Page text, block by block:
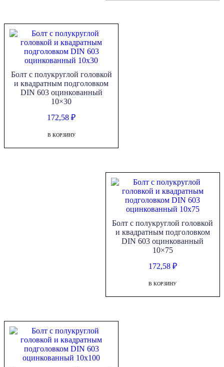
Болт с полукруглой головкой
и квадратным подголовком
DIN 603 оцинкованный
10×30
172,58₽
В КОРЗИНУ
Болт с полукруглой головкой
и квадратным подголовком
DIN 603 оцинкованный
10×75
172,58 ₽
В КОРЗИНУ